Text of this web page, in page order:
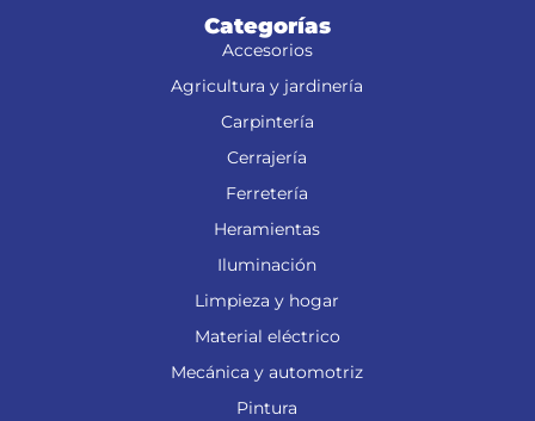
Categorías
Accesorios
Agricultura y jardinería
Carpintería
Cerrajería
Ferretería
Heramientas
Iluminación
Limpieza y hogar
Material eléctrico
Mecánica y automotriz
Pintura